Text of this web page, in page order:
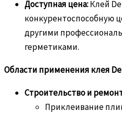
Доступная цена:Клей
конкурентоспособную
другими
герметиками.
Области применения клея
Строительство и
Приклеивание